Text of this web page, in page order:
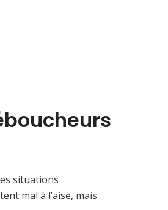
situations
mal à l’aise, mais